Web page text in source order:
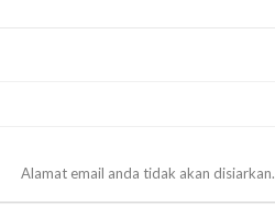
Alamat email anda tidak akan disiarkan.